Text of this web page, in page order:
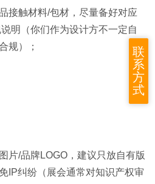
接触材料/包材，尽量备好对应
明（你们作为设计方不一定自
规）；
片/品牌LOGO，建议只放自有版
IP纠纷（展会通常对知识产权审
联
系
方
式